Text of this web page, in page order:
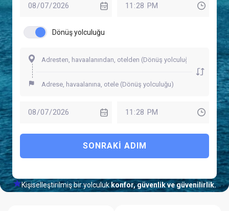
Dönüş yolculuğu
SONRAKI ADIM
Kişiselleştirilmiş bir yolculukkonfor, güvenlik ve güvenilirlik.